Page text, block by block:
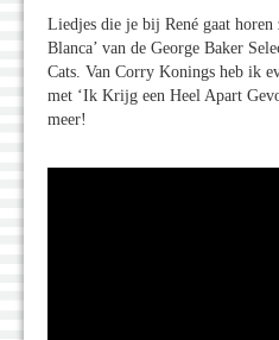
Liedjes die je bij René gaat
Blanca’ van de George Baker
Cats. Van Corry Konings heb ik
met ‘Ik Krijg een Heel Apart
meer!